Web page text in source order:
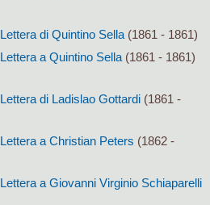
Lettera di Quintino Sella (1861 - 1861)
Lettera a Quintino Sella (1861 - 1861)
Lettera di Ladislao Gottardi (1861 -
Lettera a Christian Peters (1862 -
Lettera a Giovanni Virginio Schiaparelli